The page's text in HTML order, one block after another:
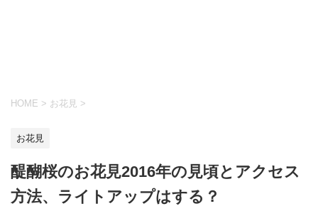
HOME > お花見 >
お花見
醍醐桜のお花見2016年の見頃とアクセス
方法、ライトアップはする？